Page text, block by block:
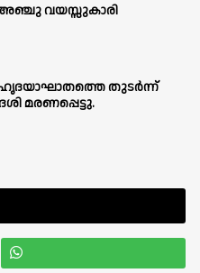
അഞ്ചു വയസ്സുകാരി
തുടർന്ന്
മരണപ്പെട്ടു.